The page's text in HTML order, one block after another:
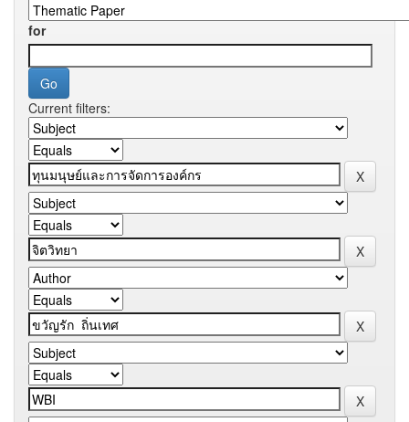
for
Current filters: